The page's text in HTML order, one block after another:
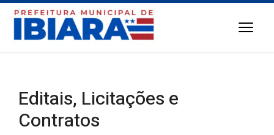
Editais, Licitações e
Contratos